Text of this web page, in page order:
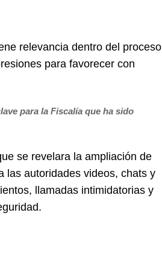
relevancia dentro del proceso
para favorecer con
para la Fiscalía que ha sido
se revelara la ampliación de
las autoridades videos, chats y
llamadas intimidatorias y